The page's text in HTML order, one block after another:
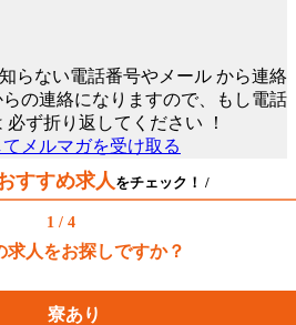
知らない電話番号やメール から連絡
の連絡になりますので、もし電話
必ず折り返してください ！
すすめ求人をチェック！ /
1 / 4
求人をお探しですか？
寮あり